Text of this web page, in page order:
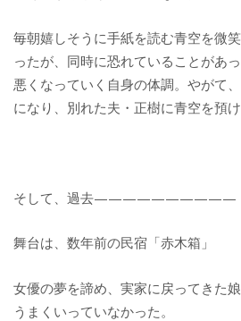
毎朝嬉しそうに手紙を読む青空を微
ったが、同時に恐れていることがあ
悪くなっていく自身の体調。やがて
になり、別れた夫・正樹に青空を預
そして、過去——————————
舞台は、数年前の民宿「赤木箱」
女優の夢を諦め、実家に戻ってきた
うまくいっていなかった。